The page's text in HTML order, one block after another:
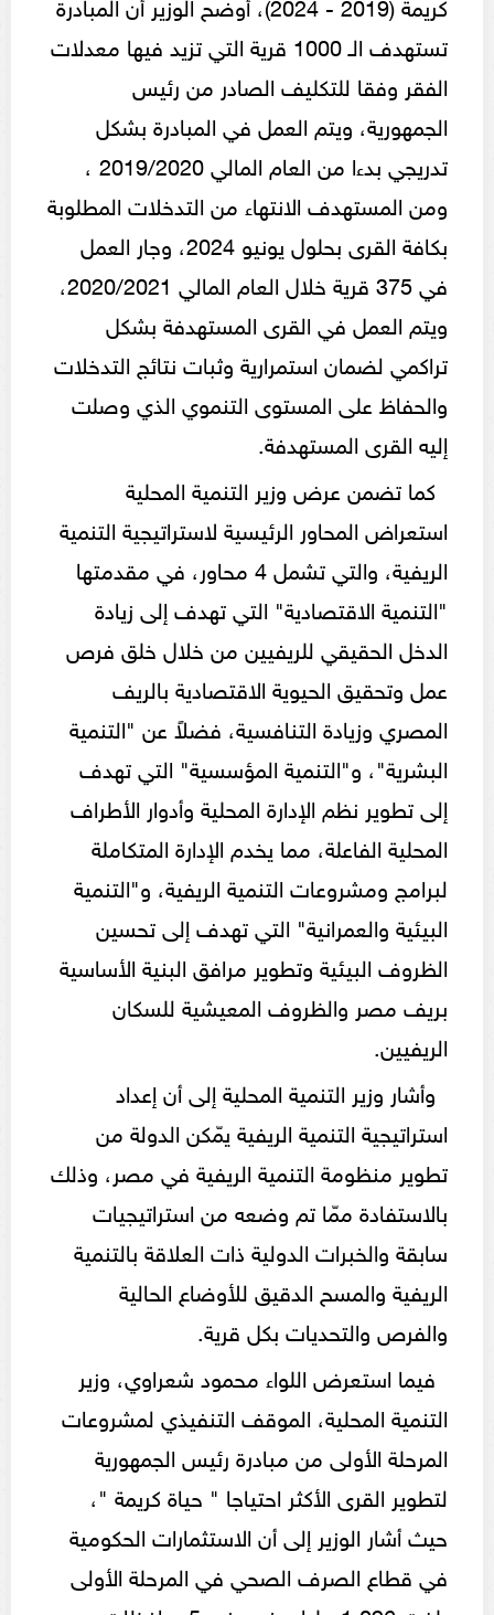
تستهدف الـ 1000 قرية التي تزيد فيها معدلات
الفقر وفقا للتكليف الصادر من رئيس
الجمهورية، ويتم العمل في المبادرة بشكل
تدريجي بدءا من العام المالي 2019/2020 ،
ومن المستهدف الانتهاء من التدخلات المطلوبة
بكافة القرى بحلول يونيو 2024، وجار العمل
في 375 قرية خلال العام المالي 2020/2021،
ويتم العمل في القرى المستهدفة بشكل
تراكمي لضمان استمرارية وثبات نتائج التدخلات
والحفاظ على المستوى التنموي الذي وصلت
إليه القرى المستهدفة.
كما تضمن عرض وزير التنمية المحلية
استعراض المحاور الرئيسية لاستراتيجية التنمية
الريفية، والتي تشمل 4 محاور، في مقدمتها
"التنمية الاقتصادية" التي تهدف إلى زيادة
الدخل الحقيقي للريفيين من خلال خلق فرص
عمل وتحقيق الحيوية الاقتصادية بالريف
المصري وزيادة التنافسية، فضلاً عن "التنمية
البشرية"، و"التنمية المؤسسية" التي تهدف
إلى تطوير نظم الإدارة المحلية وأدوار الأطراف
المحلية الفاعلة، مما يخدم الإدارة المتكاملة
لبرامج ومشروعات التنمية الريفية، و"التنمية
البيئية والعمرانية" التي تهدف إلى تحسين
الظروف البيئية وتطوير مرافق البنية الأساسية
بريف مصر والظروف المعيشية للسكان
الريفيين.
وأشار وزير التنمية المحلية إلى أن إعداد
استراتيجية التنمية الريفية يمّكن الدولة من
تطوير منظومة التنمية الريفية في مصر، وذلك
بالاستفادة ممّا تم وضعه من استراتيجيات
سابقة والخبرات الدولية ذات العلاقة بالتنمية
الريفية والمسح الدقيق للأوضاع الحالية
والفرص والتحديات بكل قرية.
فيما استعرض اللواء محمود شعراوي، وزير
التنمية المحلية، الموقف التنفيذي لمشروعات
المرحلة الأولى من مبادرة رئيس الجمهورية
لتطوير القرى الأكثر احتياجا " حياة كريمة "،
حيث أشار الوزير إلى أن الاستثمارات الحكومية
في قطاع الصرف الصحي في المرحلة الأولى